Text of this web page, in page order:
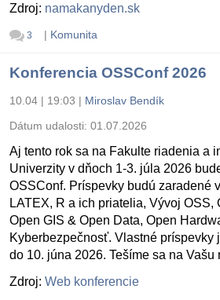
Zdroj: namakanyden.sk
3 | Komunita
Konferencia OSSConf 2026
10.04 | 19:03 | Miroslav Bendík
Dátum udalosti: 01.07.2026
Aj tento rok sa na Fakulte riadenia a
Univerzity v dňoch 1-3. júla 2026
OSSConf. Príspevky budú zaradené
LATEX, R a ich priatelia, Vývoj OSS,
Open GIS & Open Data, Open
Kyberbezpečnosť. Vlastné príspevky
do 10. júna 2026. Tešíme sa na Vašu
Zdroj: Web konferencie